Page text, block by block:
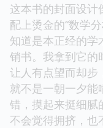
这本书的封面设计
配上烫金的“数学
知道是本正经的学
销书。我拿到它的
让人有点望而却步
就不是一朝一夕能
错，摸起来挺细腻
不会觉得拥挤，